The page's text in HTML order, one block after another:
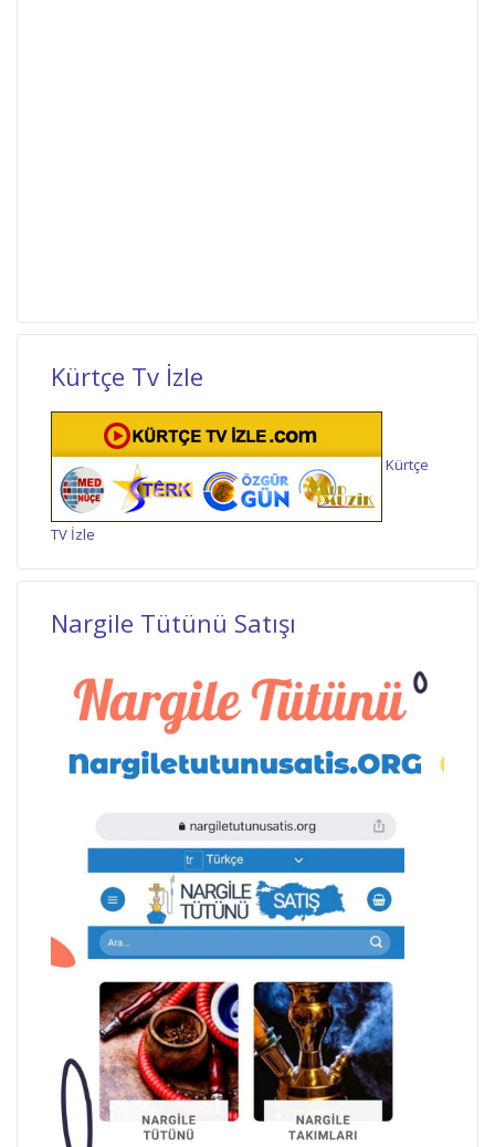
Kürtçe Tv İzle
Kürtçe
TV İzle
Nargile Tütünü Satışı